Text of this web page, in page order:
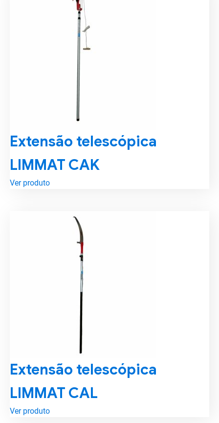
Extensão telescópica
LIMMAT CAK
Ver produto
Extensão telescópica
LIMMAT CAL
Ver produto